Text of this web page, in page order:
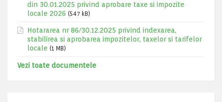
din 30.01.2025 privind aprobare taxe si impozite
locale 2026 (547 kB)
Hotararea nr 86/30.12.2025 privind indexarea,
stabilirea si aprobarea impozitelor, taxelor si tarifelor
locale (1 MB)
Vezi toate documentele